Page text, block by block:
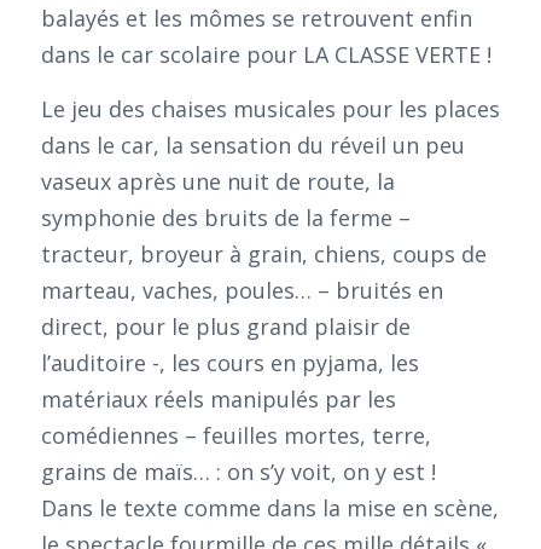
balayés et les mômes se retrouvent enfin
dans le car scolaire pour LA CLASSE VERTE !
Le jeu des chaises musicales pour les places
dans le car, la sensation du réveil un peu
vaseux après une nuit de route, la
symphonie des bruits de la ferme –
tracteur, broyeur à grain, chiens, coups de
marteau, vaches, poules… – bruités en
direct, pour le plus grand plaisir de
l’auditoire -, les cours en pyjama, les
matériaux réels manipulés par les
comédiennes – feuilles mortes, terre,
grains de maïs… : on s’y voit, on y est !
Dans le texte comme dans la mise en scène,